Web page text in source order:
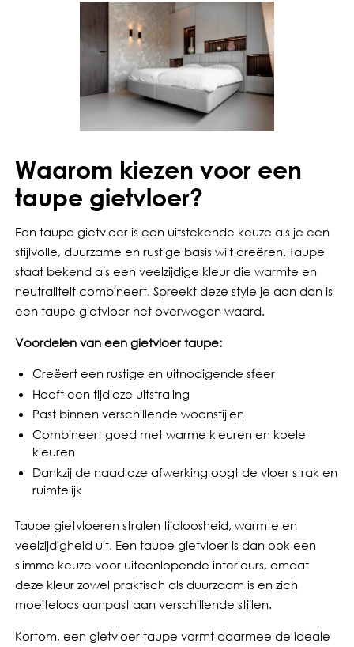
Waarom kiezen voor een
taupe gietvloer?
Een taupe gietvloer is een uitstekende keuze als je een
stijlvolle, duurzame en rustige basis wilt creëren. Taupe
staat bekend als een veelzijdige kleur die warmte en
neutraliteit combineert. Spreekt deze style je aan dan is
een taupe gietvloer het overwegen waard.
Voordelen van een gietvloer taupe:
Creëert een rustige en uitnodigende sfeer
Heeft een tijdloze uitstraling
Past binnen verschillende woonstijlen
Combineert goed met warme kleuren en koele
kleuren
Dankzij de naadloze afwerking oogt de vloer strak en
ruimtelijk
Taupe gietvloeren stralen tijdloosheid, warmte en
veelzijdigheid uit. Een taupe gietvloer is dan ook een
slimme keuze voor uiteenlopende interieurs, omdat
deze kleur zowel praktisch als duurzaam is en zich
moeiteloos aanpast aan verschillende stijlen.
Kortom, een gietvloer taupe vormt daarmee de ideale